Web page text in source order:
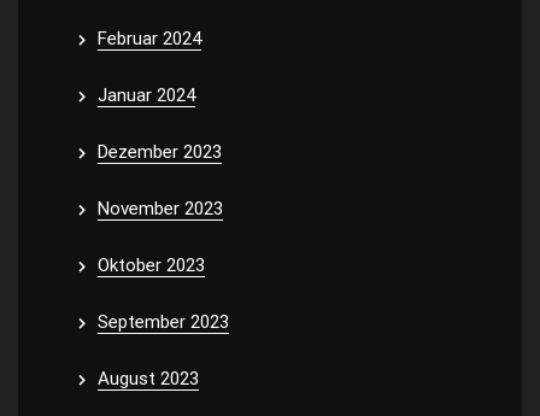
Februar 2024
Januar 2024
Dezember 2023
November 2023
Oktober 2023
September 2023
August 2023